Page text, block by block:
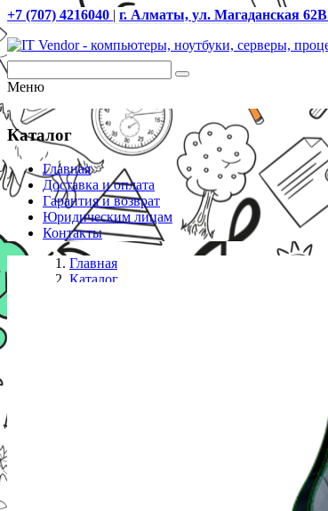
+7 (707) 4216040 | г. Алматы, ул. Магаданская 62В
Меню
Каталог
Главная
Доставка и оплата
Гарантия и возврат
Юридическим лицам
Контакты
Главная
Каталог